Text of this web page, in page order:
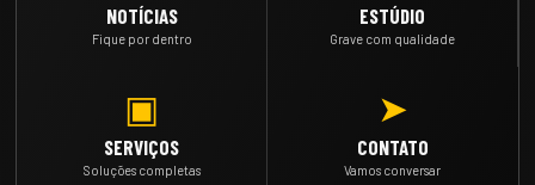
NOTÍCIAS
Fique por dentro
ESTÚDIO
Grave com qualidade
▣
SERVIÇOS
Soluções completas
➤
CONTATO
Vamos conversar